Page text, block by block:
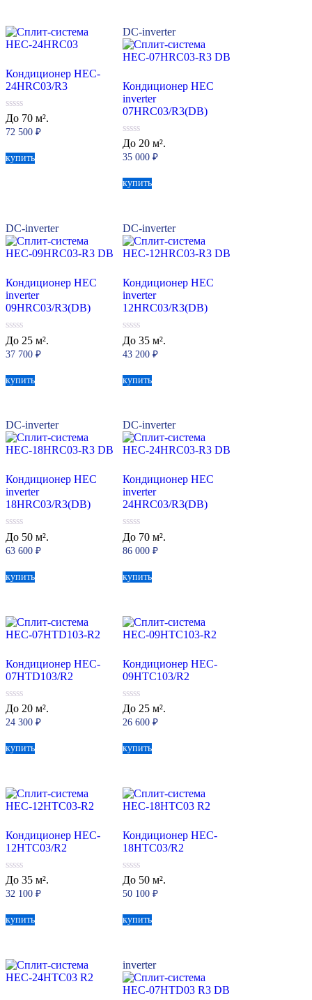
Кондиционер HEC-
24HRC03/R3
0
из
5
До 70 м².
72 500 ₽
купить
DC-inverter
Кондиционер HEC
inverter
07HRC03/R3(DB)
0
из
5
До 20 м².
35 000₽
купить
DC-inverter
Кондиционер HEC
inverter
09HRC03/R3(DB)
0
из
5
До 25 м².
37 700 ₽
купить
DC-inverter
Кондиционер HEC
inverter
12HRC03/R3(DB)
0
из
5
До 35 м².
43 200₽
купить
DC-inverter
Кондиционер HEC
inverter
18HRC03/R3(DB)
0
из
5
До 50 м².
63 600 ₽
купить
DC-inverter
Кондиционер HEC
inverter
24HRC03/R3(DB)
0
из
5
До 70 м².
86 000₽
купить
Кондиционер HEC-
07HTD103/R2
0
из
5
До 20 м².
24 300 ₽
купить
Кондиционер HEC-
09HTC103/R2
0
из
5
До 25 м².
26 600₽
купить
Кондиционер HEC-
12HTC03/R2
0
из
5
До 35 м².
32 100 ₽
купить
Кондиционер HEC-
18HTC03/R2
0
из
5
До 50 м².
50 100₽
купить
inverter